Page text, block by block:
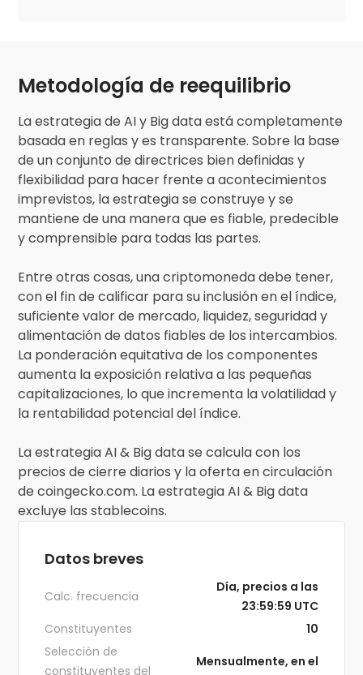
Metodología de reequilibrio
La estrategia de AI y Big data está completamente
basada en reglas y es transparente. Sobre la base
de un conjunto de directrices bien definidas y
flexibilidad para hacer frente a acontecimientos
imprevistos, la estrategia se construye y se
mantiene de una manera que es fiable, predecible
y comprensible para todas las partes.
Entre otras cosas, una criptomoneda debe tener,
con el fin de calificar para su inclusión en el índice,
suficiente valor de mercado, liquidez, seguridad y
alimentación de datos fiables de los intercambios.
La ponderación equitativa de los componentes
aumenta la exposición relativa a las pequeñas
capitalizaciones, lo que incrementa la volatilidad y
la rentabilidad potencial del índice.
La estrategia AI & Big data se calcula con los
precios de cierre diarios y la oferta en circulación
de coingecko.com. La estrategia AI & Big data
excluye las stablecoins.
Datos breves
Calc. frecuencia
Día, precios a las
23:59:59 UTC
Constituyentes
10
Selección de
constituyentes del
Mensualmente, en el